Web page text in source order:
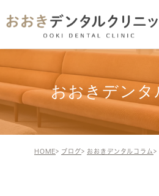
おおきデンタ
HOME ブログ おおきデンタルコラム